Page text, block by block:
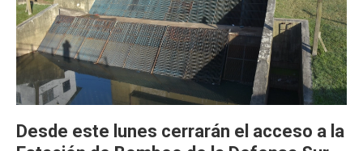
Desde este lunes cerrarán el acceso a la